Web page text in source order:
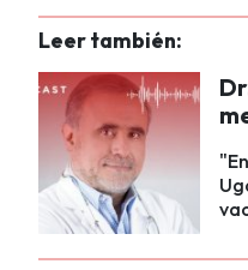
Leer también: